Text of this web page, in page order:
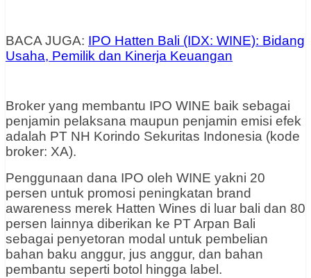
BACA JUGA: IPO Hatten Bali (IDX: WINE): Bidang
Usaha, Pemilik dan Kinerja Keuangan
Broker yang membantu IPO WINE baik sebagai
penjamin pelaksana maupun penjamin emisi efek
adalah PT NH Korindo Sekuritas Indonesia (kode
broker: XA).
Penggunaan dana IPO oleh WINE yakni 20
persen untuk promosi peningkatan brand
awareness merek Hatten Wines di luar bali dan 80
persen lainnya diberikan ke PT Arpan Bali
sebagai penyetoran modal untuk pembelian
bahan baku anggur, jus anggur, dan bahan
pembantu seperti botol hingga label.